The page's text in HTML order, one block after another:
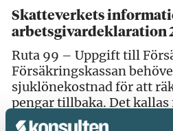
Skatteverkets
arbetsgivardeklaration
Ruta 99 – Uppgift till
Försäkringskassan
sjuklönekostnad för att
pengar tillbaka. Det
höga sjuklönekostnader.